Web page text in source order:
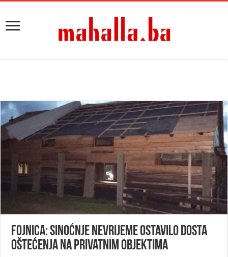
FOJNICA: Sinoćnje nevrijeme ostavilo dosta
oštećenja na privatnim objektima